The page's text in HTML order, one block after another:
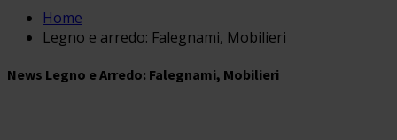
Home
Legno e arredo: Falegnami, Mobilieri
News Legno e Arredo: Falegnami, Mobilieri